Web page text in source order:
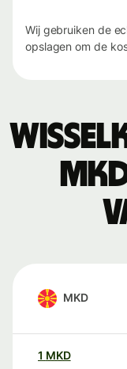
Wij gebruiken de
opslagen om de
MKD
1 MKD